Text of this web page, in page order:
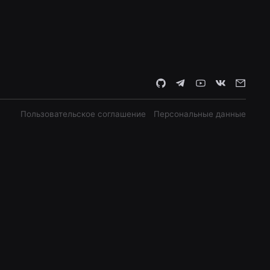
Пользовательское соглашение Персональные данные